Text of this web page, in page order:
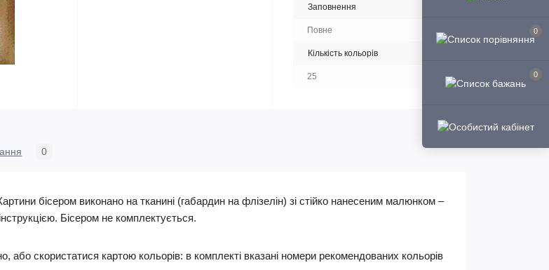
0
0
Заповнення
Повне
Кількість кольорів
25
0
бісером виконано на тканині (габардин на флізелін) зі стійко нанесеним малюнком –
Бісером не комплектується.
скористатися картою кольорів: в комплекті вказані номери рекомендованих кольорів